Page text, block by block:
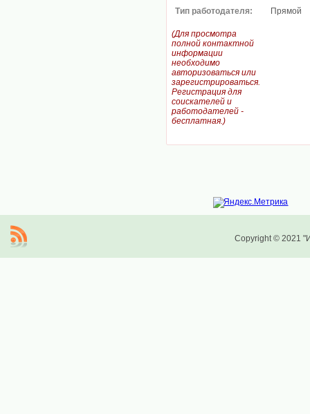
Тип работодателя:
Прямой
(Для просмотра
полной контактной
информации
необходимо
авторизоваться или
зарегистрироваться.
Регистрация для
соискателей и
работодателей -
бесплатная.)
Copyright © 2021